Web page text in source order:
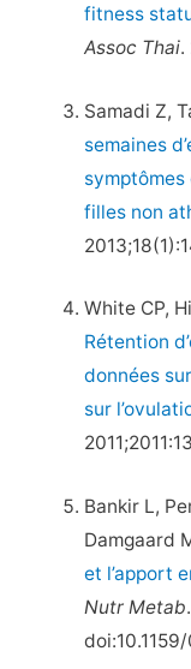
fitness
Assoc Thai.
Samadi Z,
semaines
filles non
White CP,
Rétention
données
sur
Bankir L,
Damgaard
et l’apport
Nutr Metab